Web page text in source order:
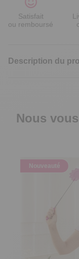
Satisfait
ou remboursé
Description du
Nous
Nouveauté